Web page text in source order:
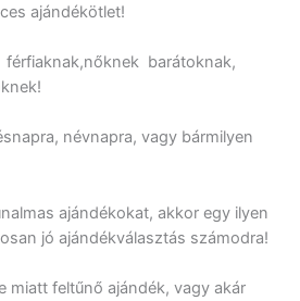
ajándékötlet!
barátoknak,
névnapra, vagy bármilyen
ajándékokat, akkor egy ilyen
jó ajándékválasztás számodra!
miatt feltűnő ajándék, vagy akár